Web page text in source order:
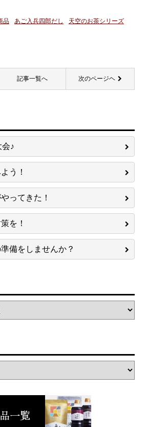
品 あご入兵四郎だし 天空のお茶シリーズ
記事一覧へ 次のページヘ
♪
う！
ってきた！
を！
備をしませんか？